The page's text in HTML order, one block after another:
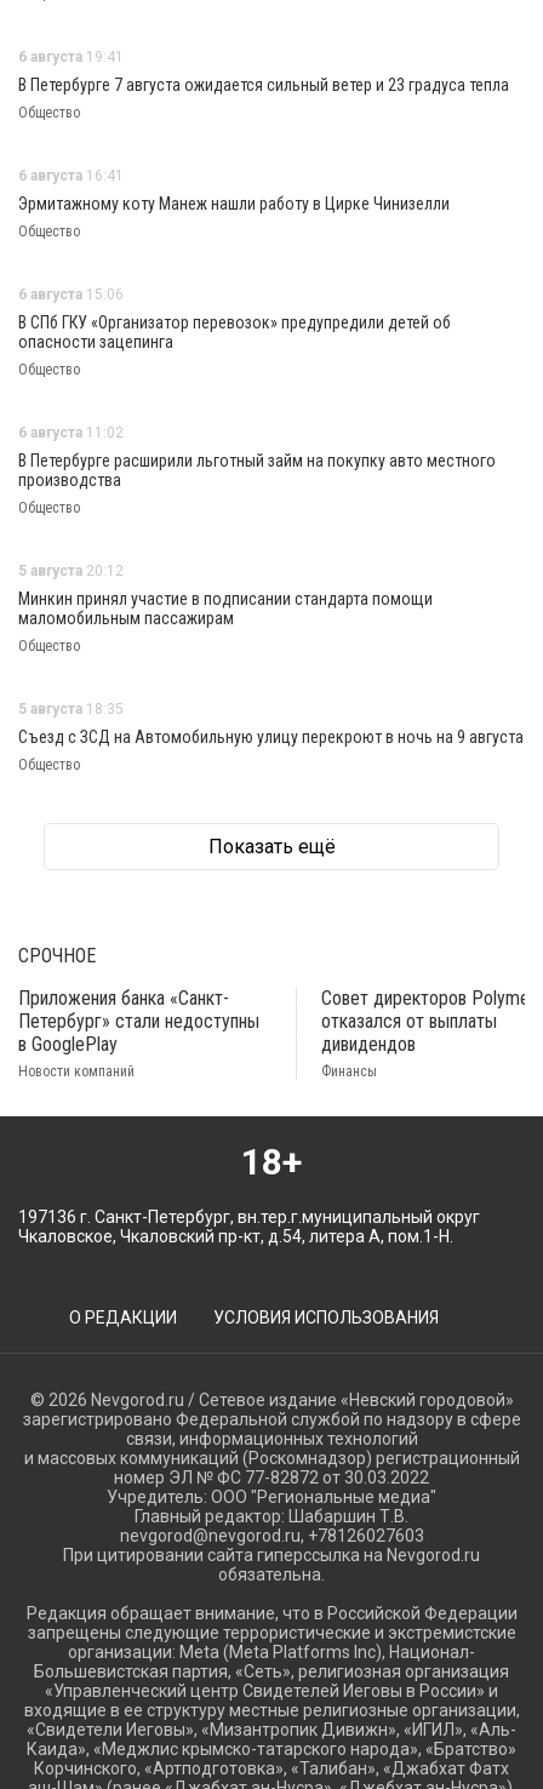
6 августа 19:41
В Петербурге 7 августа ожидается сильный ветер и 23 градуса тепла
Общество
6 августа 16:41
Эрмитажному коту Манеж нашли работу в Цирке Чинизелли
Общество
6 августа 15:06
В СПб ГКУ «Организатор перевозок» предупредили детей об
опасности зацепинга
Общество
6 августа 11:02
В Петербурге расширили льготный займ на покупку авто местного
производства
Общество
5 августа 20:12
Минкин принял участие в подписании стандарта помощи
маломобильным пассажирам
Общество
5 августа 18:35
Съезд с ЗСД на Автомобильную улицу перекроют в ночь на 9 августа
Общество
Показать ещё
СРОЧНОЕ
Приложения банка «Санкт-
Петербург» стали недоступны
в GooglePlay
Новости компаний
Совет директоров
отказался от выплаты
дивидендов
Финансы
18+
197136 г. Санкт-Петербург, вн.тер.г.муниципальный округ
Чкаловское, Чкаловский пр-кт, д.54, литера А, пом.1-Н.
О РЕДАКЦИИ УСЛОВИЯ ИСПОЛЬЗОВАНИЯ
© 2026 Nevgorod.ru / Сетевое издание «Невский городовой»
зарегистрировано Федеральной службой по надзору в сфере
связи, информационных технологий
и массовых коммуникаций (Роскомнадзор) регистрационный
номер ЭЛ № ФС 77-82872 от 30.03.2022
Учредитель: ООО "Региональные медиа"
Главный редактор: Шабаршин Т.В.
nevgorod@nevgorod.ru, +78126027603
При цитировании сайта гиперссылка на Nevgorod.ru
обязательна.
Редакция обращает внимание, что в Российской Федерации
запрещены следующие террористические и экстремистские
организации: Meta (Meta Platforms Inc), Национал-
Большевистская партия, «Сеть», религиозная организация
«Управленческий центр Свидетелей Иеговы в России» и
входящие в ее структуру местные религиозные организации,
«Свидетели Иеговы», «Мизантропик Дивижн», «ИГИЛ», «Аль-
Каида», «Меджлис крымско-татарского народа», «Братство»
Корчинского, «Артподготовка», «Талибан», «Джабхат Фатх